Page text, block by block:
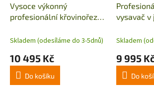
Vysoce výkonný
profesionální křovinořez
237TES/U
Skladem (odesíláme do 3-5dnů)
10 495 Kč
Do košíku
vysavač v
Skladem
9 995
Do